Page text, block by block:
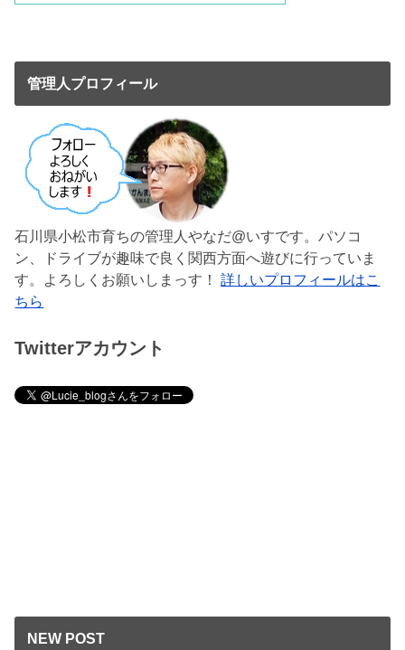
管理人プロフィール
石川県小松市育ちの管理人やなだ@いすです。パソコ
ン、ドライブが趣味で良く関西方面へ遊びに行っていま
す。よろしくお願いしまっす！詳しいプロフィールはこ
ちら
Twitterアカウント
NEW POST